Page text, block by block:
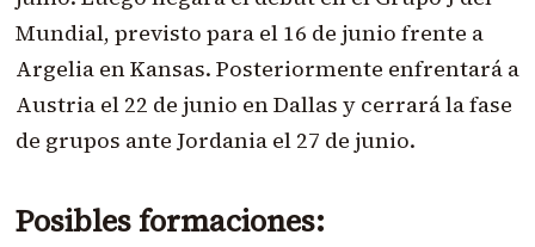
Mundial, previsto para el 16 de junio frente a
Argelia en Kansas. Posteriormente enfrentará a
Austria el 22 de junio en Dallas y cerrará la fase
de grupos ante Jordania el 27 de junio.
Posibles formaciones: